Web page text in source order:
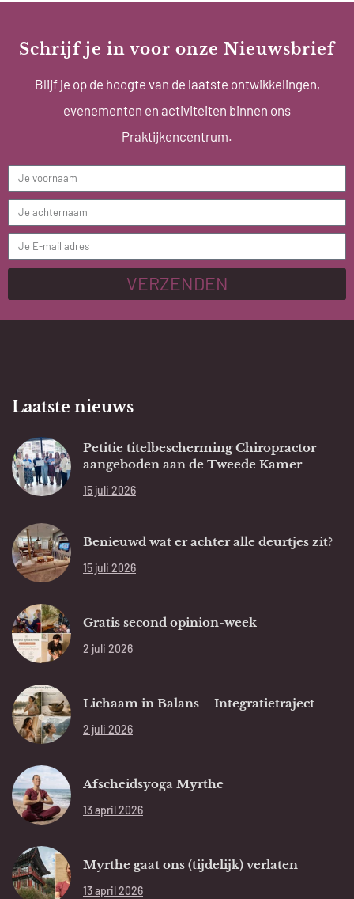
Schrijf je in voor onze Nieuwsbrief
Blijf je op de hoogte van de laatste ontwikkelingen,
evenementen en activiteiten binnen ons
Praktijkencentrum.
VERZENDEN
Laatste nieuws
Petitie titelbescherming Chiropractor
aangeboden aan de Tweede Kamer
15 juli 2026
Benieuwd wat er achter alle deurtjes zit?
15 juli 2026
Gratis second opinion-week
2 juli 2026
Lichaam in Balans – Integratietraject
2 juli 2026
Afscheidsyoga Myrthe
13 april 2026
Myrthe gaat ons (tijdelijk) verlaten
13 april 2026